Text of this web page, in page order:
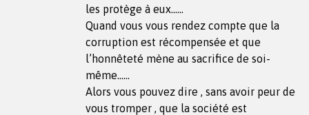
les protège à eux……
Quand vous vous rendez compte que la
corruption est récompensée et que
l’honnêteté mène au sacrifice de soi-
même……
Alors vous pouvez dire , sans avoir peur de
vous tromper , que la société est